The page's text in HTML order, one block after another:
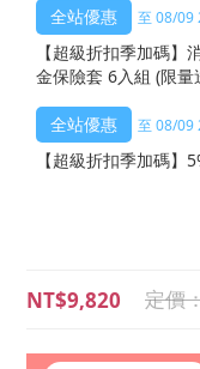
至 08/09
【超級折扣季加碼
金保險套 6入組 (限量
至 08/09
【超級折扣季加碼】
NT$9,820